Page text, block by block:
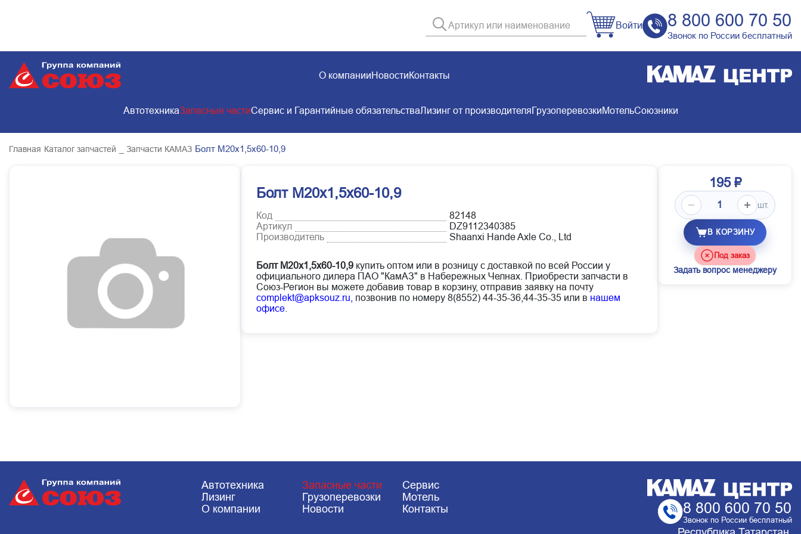
Войти 8 800 600 70 50
Звонок по России бесплатный
О компанииНовостиКонтакты
АвтотехникаЗапасные частиСервис и Гарантийные обязательстваЛизинг от производителяГрузоперевозкиМотельСоюзники
Главная Каталог запчастей _ Запчасти КАМАЗ Болт М20х1,5х60-10,9
Болт М20х1,5х60-10,9
Код
82148
Артикул
DZ9112340385
Производитель
Shaanxi Hande Axle Co., Ltd
Болт М20х1,5х60-10,9 купить оптом или в розницу с доставкой по всей России у
официального дилера ПАО "КамАЗ" в Набережных Челнах. Приобрести запчасти в
Союз-Регион вы можете добавив товар в корзину, отправив заявку на почту
complekt@apksouz.ru, позвонив по номеру 8(8552) 44-35-36,44-35-35 или в нашем
офисе
195 ₽
шт.
В КОРЗИНУ
Под заказ
Задать вопрос менеджеру
Автотехника Запасные части
Сервис
Лизинг
Грузоперевозки
Мотель
О компании
Новости Контакты 8 800 600 70 50
Звонок по России бесплатный